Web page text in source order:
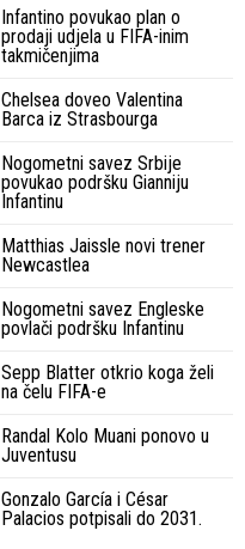
Infantino povukao plan o
prodaji udjela u FIFA-inim
takmičenjima
Chelsea doveo Valentina
Barca iz Strasbourga
Nogometni savez Srbije
povukao podršku Gianniju
Infantinu
Matthias Jaissle novi trener
Newcastlea
Nogometni savez Engleske
povlači podršku Infantinu
Sepp Blatter otkrio koga želi
na čelu FIFA-e
Randal Kolo Muani ponovo u
Juventusu
Gonzalo García i César
Palacios potpisali do 2031.